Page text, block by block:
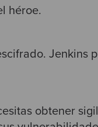
héroe.
Jenkins
obtener